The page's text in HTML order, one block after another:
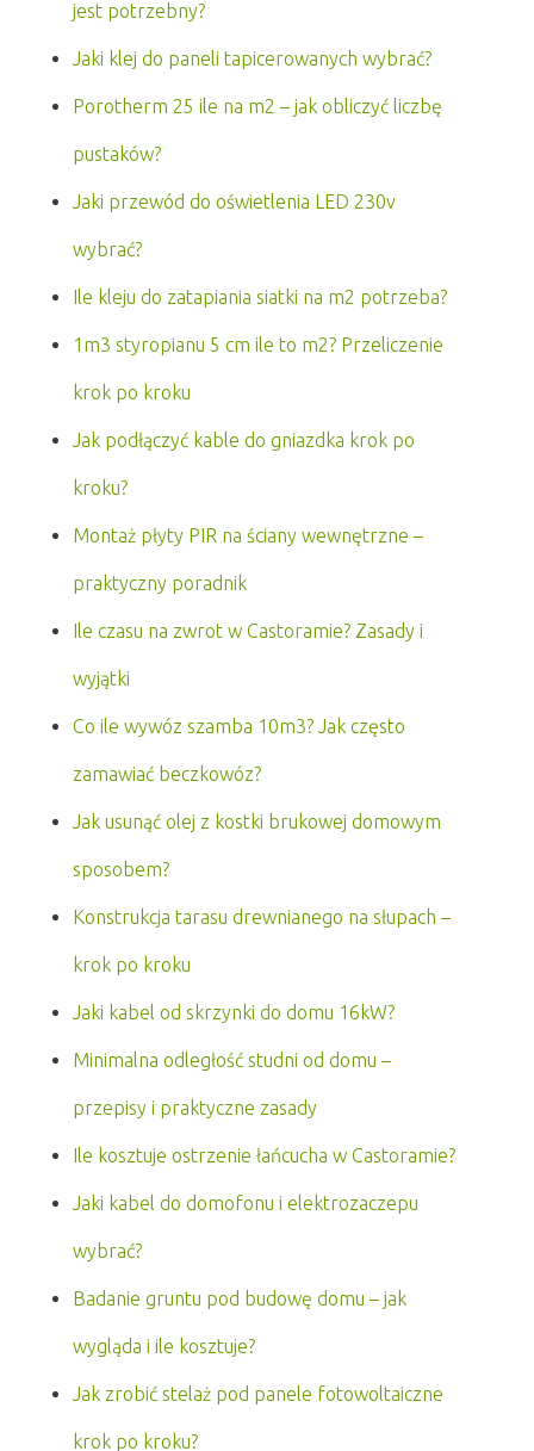
jest potrzebny?
Jaki klej do paneli tapicerowanych wybrać?
Porotherm 25 ile na m2 – jak obliczyć liczbę
pustaków?
Jaki przewód do oświetlenia LED 230v
wybrać?
Ile kleju do zatapiania siatki na m2 potrzeba?
1m3 styropianu 5 cm ile to m2? Przeliczenie
krok po kroku
Jak podłączyć kable do gniazdka krok po
kroku?
Montaż płyty PIR na ściany wewnętrzne –
praktyczny poradnik
Ile czasu na zwrot w Castoramie? Zasady i
wyjątki
Co ile wywóz szamba 10m3? Jak często
zamawiać beczkowóz?
Jak usunąć olej z kostki brukowej domowym
sposobem?
Konstrukcja tarasu drewnianego na słupach –
krok po kroku
Jaki kabel od skrzynki do domu 16kW?
Minimalna odległość studni od domu –
przepisy i praktyczne zasady
Ile kosztuje ostrzenie łańcucha w Castoramie?
Jaki kabel do domofonu i elektrozaczepu
wybrać?
Badanie gruntu pod budowę domu – jak
wygląda i ile kosztuje?
Jak zrobić stelaż pod panele fotowoltaiczne
krok po kroku?